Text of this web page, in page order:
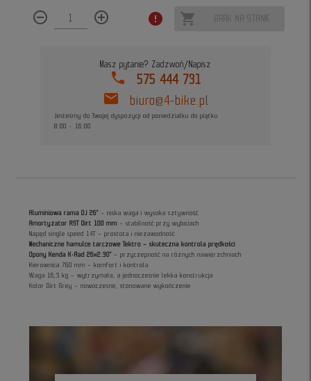
remove_circle_outline add_circle_outline error shopping_cart BRAK NA STANIE
Masz pytanie? Zadzwoń/Napisz
phone 575 444 731
mail biuro@4-bike.pl
Jesteśmy do Twojej dyspozycji od poniedziałku do piątku
8:00 - 16:00
Aluminiowa rama DJ 26" – niska waga i wysoka sztywność
Amortyzator RST Dirt 100 mm – stabilność przy wybiciach
Napęd single speed 14T – prostota i niezawodność
Mechaniczne hamulce tarczowe Tektro – skuteczna kontrola prędkości
Opony Kenda K-Rad 26x2.30" – przyczepność na różnych nawierzchniach
Kierownica 760 mm – komfort i kontrola
Waga 16,3 kg – wytrzymała, a jednocześnie lekka konstrukcja
Kolor Dirt Grey – nowoczesne, stonowane wykończenie